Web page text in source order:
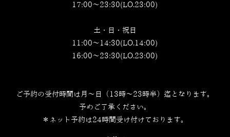
17:00～23:30(LO.23:00)
土・日・祝日
11:00～14:30(LO.14:00)
16:00～23:30(LO.23:00)
ご予約の受付時間は月～日（13時～23時半）迄となります。
予めご了承ください。
＊ネット予約は24時間受け付けております。